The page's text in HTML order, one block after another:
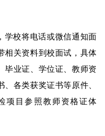
学校将电话或微信通知面
相关资料到校面试，具体
毕业证、学位证、教师资
各类获奖证书等原件、
项目参照教师资格证体